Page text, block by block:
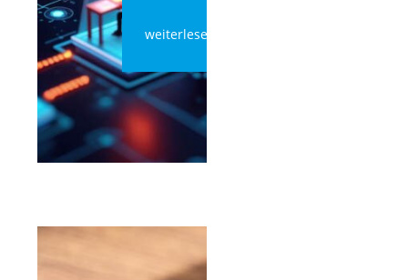
weiterlesen